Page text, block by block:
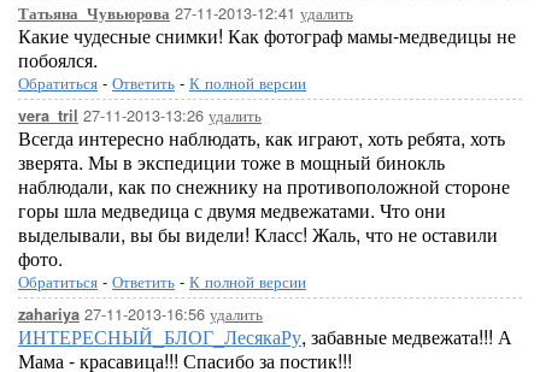
Татьяна_Чувьюрова 27-11-2013-12:41 удалить
Какие чудесные снимки! Как фотограф мамы-медведицы не
побоялся.
Обратиться - Ответить - К полной версии
vera_tril 27-11-2013-13:26 удалить
Всегда интересно наблюдать, как играют, хоть ребята, хоть
зверята. Мы в экспедиции тоже в мощный бинокль
наблюдали, как по снежнику на противоположной стороне
горы шла медведица с двумя медвежатами. Что они
выделывали, вы бы видели! Класс! Жаль, что не оставили
фото.
Обратиться - Ответить - К полной версии
zahariya 27-11-2013-16:56 удалить
ИНТЕРЕСНЫЙ_БЛОГ_ЛесякаРу, забавные медвежата!!! А
Мама - красавица!!! Спасибо за постик!!!